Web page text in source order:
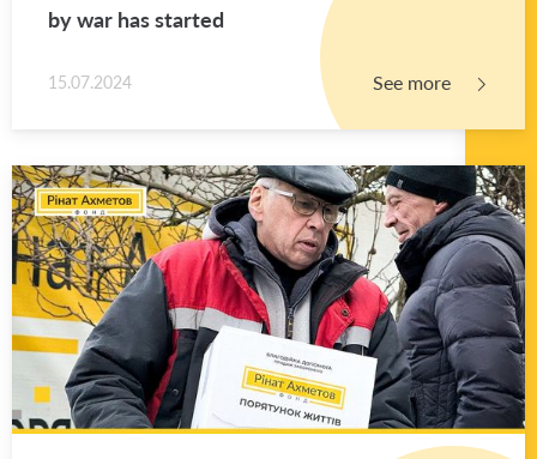
by war has started
15.07.2024 See more